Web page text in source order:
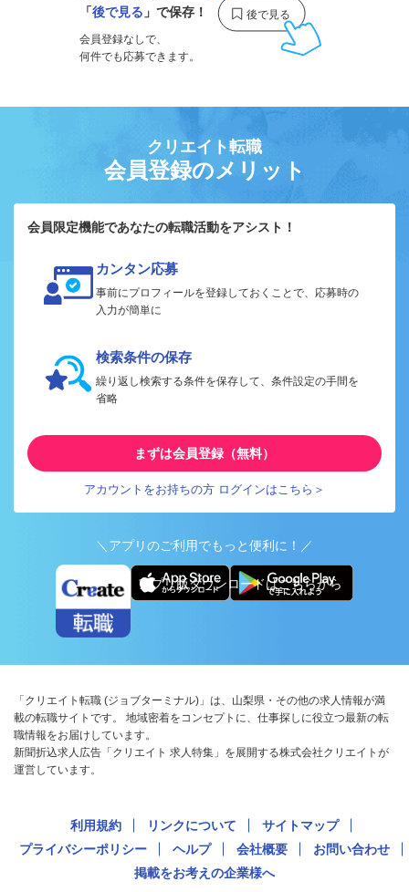
「後で見る 」で保存！
会員登録なしで、
何件でも応募できます。
クリエイト転職
会員登録のメリット
会員限定機能であなたの転職活動をアシスト！
カンタン応募
事前にプロフィールを登録しておくことで、応募時の
入力が簡単に
検索条件の保存
繰り返し検索する条件を保存して、条件設定の手間を
省略
まずは会員登録（無料）
アカウントをお持ちの方 ログインはこちら＞
＼アプリのご利用でもっと便利に！／
アプリ版ダウンロードはこちらから
「クリエイト転職 (ジョブターミナル)」は、山梨県・その他の求人情報が満
載の転職サイトです。 地域密着をコンセプトに、仕事探しに役立つ最新の転
職情報をお届けしています。
新聞折込求人広告「クリエイト 求人特集」を展開する株式会社クリエイトが
運営しています。
利用規約 リンクについて
サイトマップ
プライバシーポリシー
ヘルプ 会社概要
お問い合わせ
掲載をお考えの企業様へ